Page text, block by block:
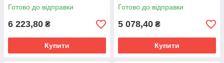
Готово до відправки
6 223,80 ₴
Купити
Готово до відправки
5 078,40 ₴
Купити